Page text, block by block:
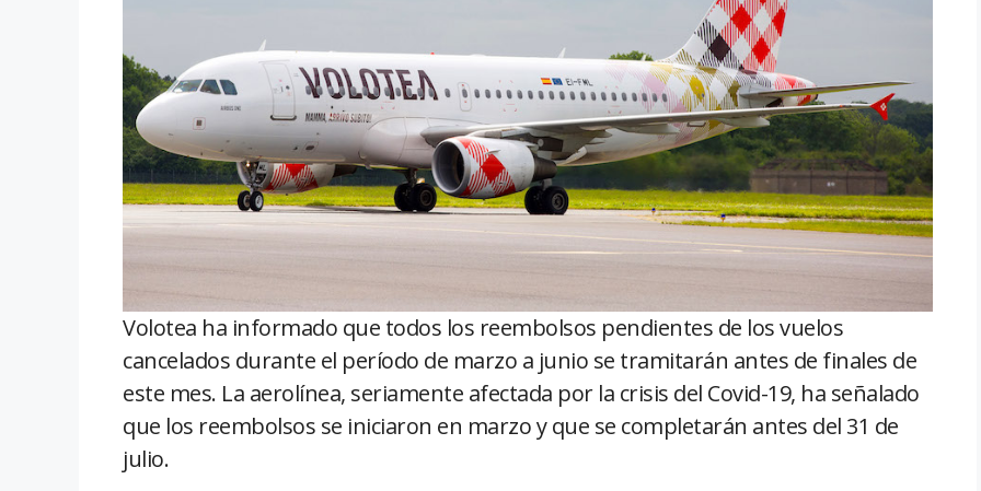
Volotea ha informado que todos los reembolsos pendientes de los vuelos
cancelados durante el período de marzo a junio se tramitarán antes de finales de
este mes. La aerolínea, seriamente afectada por la crisis del Covid-19, ha señalado
que los reembolsos se iniciaron en marzo y que se completarán antes del 31 de
julio.